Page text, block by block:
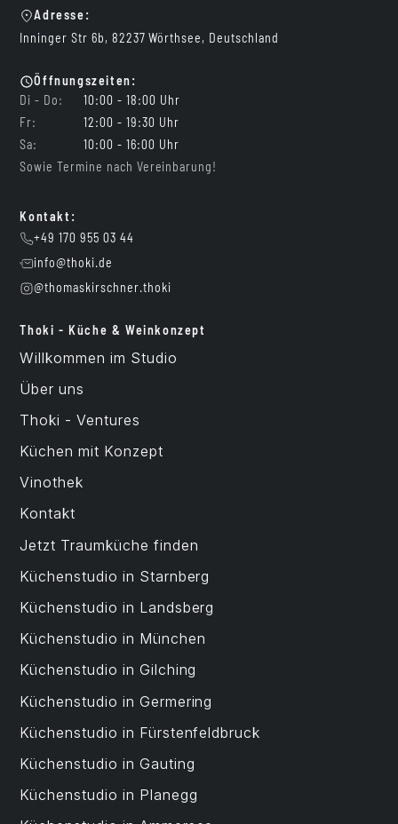
Adresse:
Inninger Str 6b, 82237 Wörthsee, Deutschland
Öffnungszeiten:
Di - Do:
10:00 - 18:00 Uhr
Fr:
12:00 - 19:30 Uhr
Sa:
10:00 - 16:00 Uhr
Sowie Termine nach Vereinbarung!
Kontakt:
+49 170 955 03 44
info@thoki.de
@thomaskirschner.thoki
Thoki - Küche & Weinkonzept
Willkommen im Studio
Über uns
Thoki - Ventures
Küchen mit Konzept
Vinothek
Kontakt
Jetzt Traumküche finden
Küchenstudio in Starnberg
Küchenstudio in Landsberg
Küchenstudio in München
Küchenstudio in Gilching
Küchenstudio in Germering
Küchenstudio in Fürstenfeldbruck
Küchenstudio in Gauting
Küchenstudio in Planegg